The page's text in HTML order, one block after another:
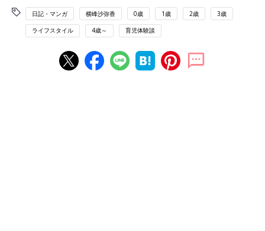
最初のきっかけはきっと
保育園のお友だちのまねを
してみただけとか
その様子を見た家族が
あまりのかわいらしさに
日記・マンガ 横峰沙弥香 0歳 1歳 2歳 3歳
ライフスタイル 4歳～ 育児体験談